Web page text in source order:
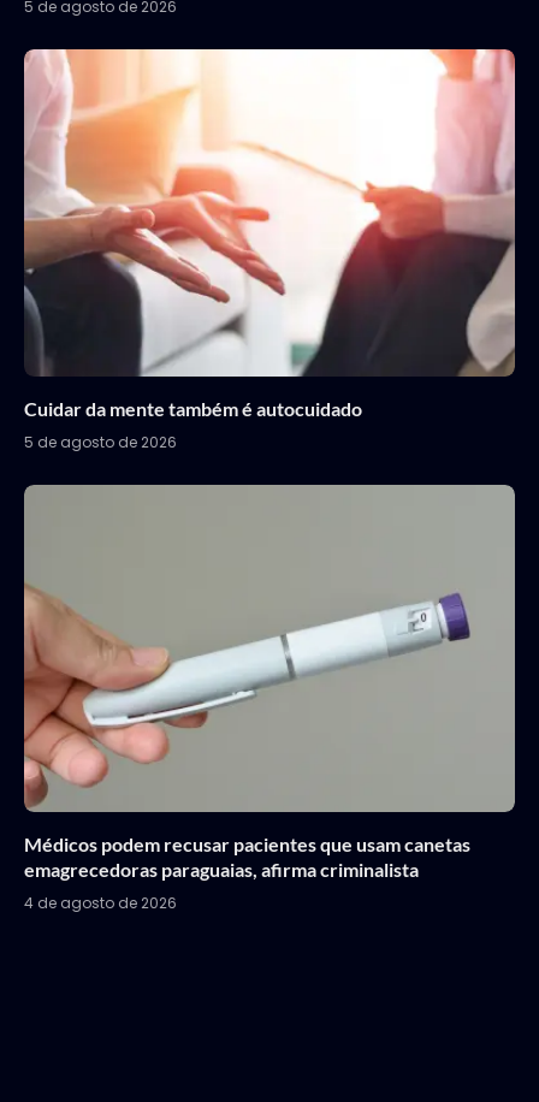
5 de agosto de 2026
Cuidar da mente também é autocuidado
5 de agosto de 2026
Médicos podem recusar pacientes que usam canetas
emagrecedoras paraguaias, afirma criminalista
4 de agosto de 2026